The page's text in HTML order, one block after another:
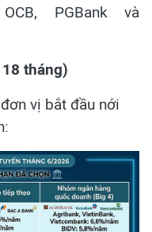
PGBank và
tháng)
vị bắt đầu nới